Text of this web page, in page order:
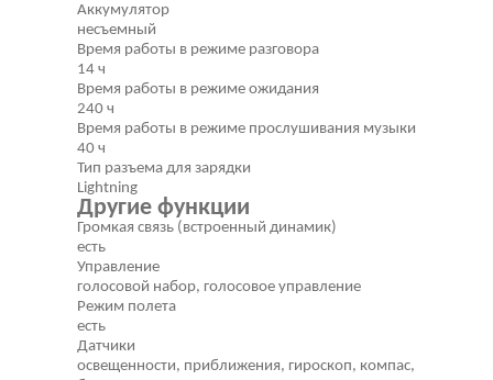
Аккумулятор
несъемный
Время работы в режиме разговора
14 ч
Время работы в режиме ожидания
240 ч
Время работы в режиме прослушивания музыки
40 ч
Тип разъема для зарядки
Lightning
Другие функции
Громкая связь (встроенный динамик)
есть
Управление
голосовой набор, голосовое управление
Режим полета
есть
Датчики
освещенности, приближения, гироскоп, компас,